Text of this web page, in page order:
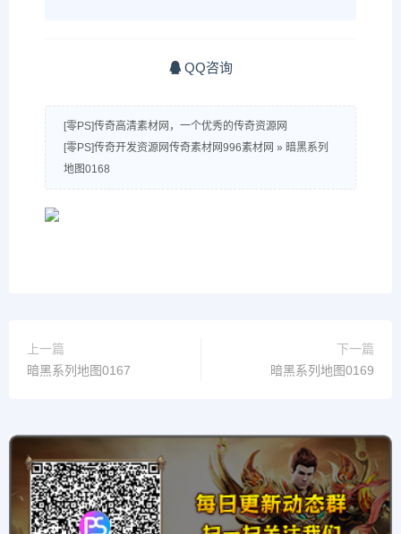
QQ咨询
[零PS]传奇高清素材网，一个优秀的传奇资源网
[零PS]传奇开发资源网传奇素材网996素材网 » 暗黑系列
地图0168
上一篇
暗黑系列地图0167
下一篇
暗黑系列地图0169